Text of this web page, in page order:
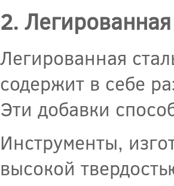
2.
Легированная
содержит в себе
Эти добавки
Инструменты,
высокой